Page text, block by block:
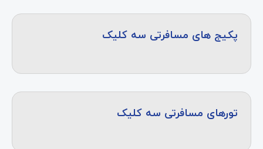
پکیج های مسافرتی سه کلیک
تورهای مسافرتی سه کلیک